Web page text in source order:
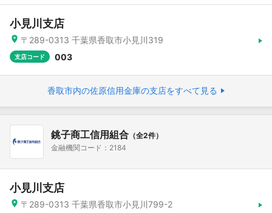
小見川支店
〒289-0313 千葉県香取市小見川319
支店コード 003
香取市内の佐原信用金庫の支店をすべて見る
銚子商工信用組合 （全2件）
金融機関コード：2184
小見川支店
〒289-0313 千葉県香取市小見川799-2